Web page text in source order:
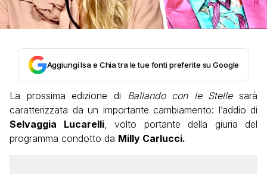
Aggiungi Isa e Chia tra le tue fonti preferite su Google
La prossima edizione di Ballando con le Stellesarà
caratterizzata da un importante cambiamento: l’addio di
Selvaggia Lucarelli, volto portante della giuria del
programma condotto da Milly Carlucci.